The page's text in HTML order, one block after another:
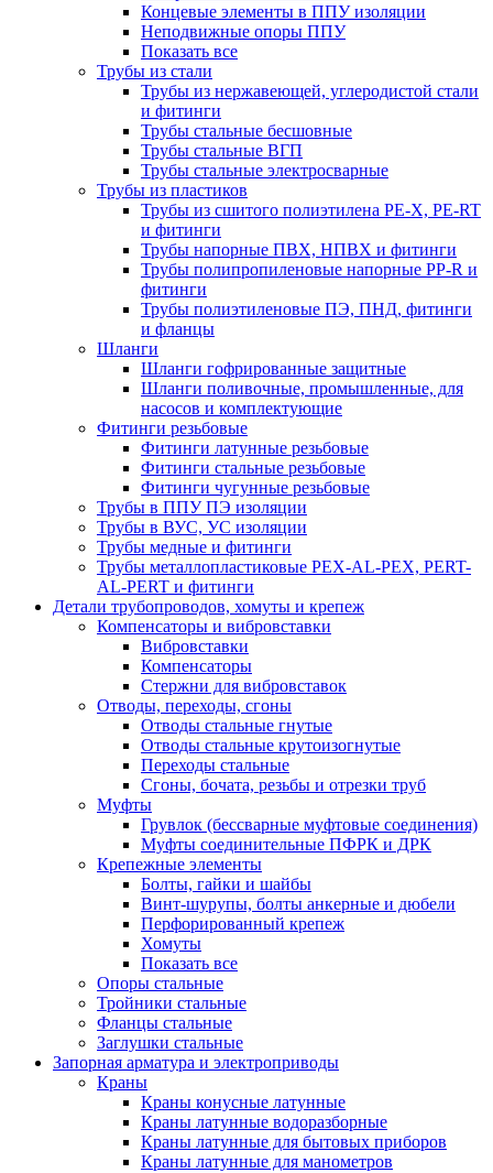
Концевые элементы в ППУ изоляции
Неподвижные опоры ППУ
Показать все
Трубы из стали
Трубы из нержавеющей, углеродистой стали
и фитинги
Трубы стальные бесшовные
Трубы стальные ВГП
Трубы стальные электросварные
Трубы из пластиков
Трубы из сшитого полиэтилена PE-X, PE-RT
и фитинги
Трубы напорные ПВХ, НПВХ и фитинги
Трубы полипропиленовые напорные PP-R и
фитинги
Трубы полиэтиленовые ПЭ, ПНД, фитинги
и фланцы
Шланги
Шланги гофрированные защитные
Шланги поливочные, промышленные, для
насосов и комплектующие
Фитинги резьбовые
Фитинги латунные резьбовые
Фитинги стальные резьбовые
Фитинги чугунные резьбовые
Трубы в ППУ ПЭ изоляции
Трубы в ВУС, УС изоляции
Трубы медные и фитинги
Трубы металлопластиковые PEX-AL-PEX, PERT-
AL-PERT и фитинги
Детали трубопроводов, хомуты и крепеж
Компенсаторы и вибровставки
Вибровставки
Компенсаторы
Стержни для вибровставок
Отводы, переходы, сгоны
Отводы стальные гнутые
Отводы стальные крутоизогнутые
Переходы стальные
Сгоны, бочата, резьбы и отрезки труб
Муфты
Грувлок (бессварные муфтовые соединения)
Муфты соединительные ПФРК и ДРК
Крепежные элементы
Болты, гайки и шайбы
Винт-шурупы, болты анкерные и дюбели
Перфорированный крепеж
Хомуты
Показать все
Опоры стальные
Тройники стальные
Фланцы стальные
Заглушки стальные
Запорная арматура и электроприводы
Краны
Краны конусные латунные
Краны латунные водоразборные
Краны латунные для бытовых приборов
Краны латунные для манометров